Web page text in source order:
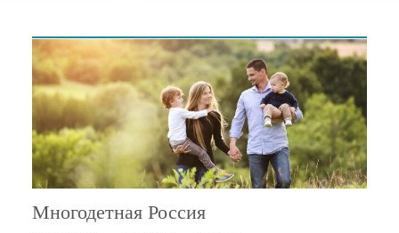
Многодетная Россия